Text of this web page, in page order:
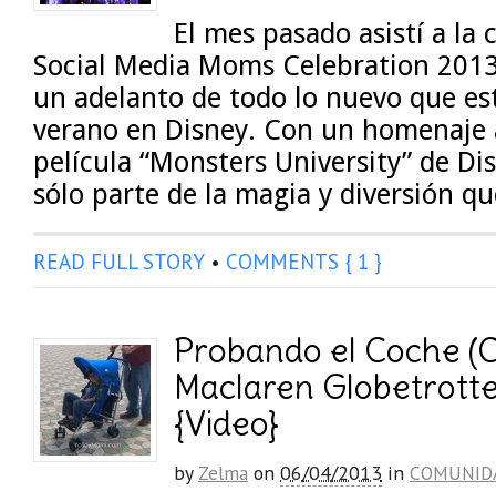
El mes pasado asistí a la
Social Media Moms Celebration
un adelanto de todo lo nuevo que
verano en Disney. Con un
película “Monsters University” de
sólo parte de la magia y diversión
READ FULL STORY • COMMENTS { 1 }
Probando el Coche
Maclaren
{Video}
by Zelma on 06/04/2013 in